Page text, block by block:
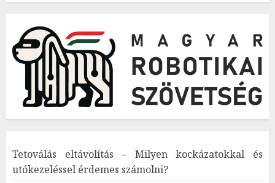
Tetoválás eltávolítás – Milyen kockázatokkal és
utókezeléssel érdemes számolni?